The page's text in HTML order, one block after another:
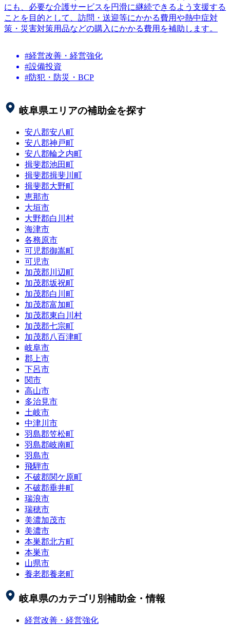
にも、必要な介護サービスを円滑に継続できるよう支援する
ことを目的として、訪問・送迎等にかかる費用や熱中症対
策・災害対策用品などの購入にかかる費用を補助します。
#経営改善・経営強化
#設備投資
#防犯・防災・BCP
岐阜県エリアの補助金を探す
安八郡安八町
安八郡神戸町
安八郡輪之内町
揖斐郡池田町
揖斐郡揖斐川町
揖斐郡大野町
恵那市
大垣市
大野郡白川村
海津市
各務原市
可児郡御嵩町
可児市
加茂郡川辺町
加茂郡坂祝町
加茂郡白川町
加茂郡富加町
加茂郡東白川村
加茂郡七宗町
加茂郡八百津町
岐阜市
郡上市
下呂市
関市
高山市
多治見市
土岐市
中津川市
羽島郡笠松町
羽島郡岐南町
羽島市
飛騨市
不破郡関ケ原町
不破郡垂井町
瑞浪市
瑞穂市
美濃加茂市
美濃市
本巣郡北方町
本巣市
山県市
養老郡養老町
岐阜県のカテゴリ別補助金・情報
経営改善・経営強化